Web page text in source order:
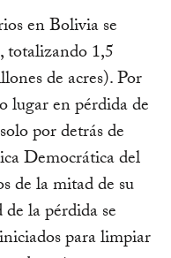
en Bolivia se
totalizando 1,5
de acres). Por
lugar en pérdida de
por detrás de
Democrática del
de la mitad de su
la pérdida se
para limpiar